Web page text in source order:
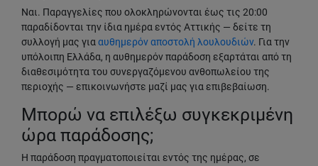
Ναι. Παραγγελίες που ολοκληρώνονται έως τις 20:00
παραδίδονται την ίδια ημέρα εντός Αττικής — δείτε τη
συλλογή μας γιααυθημερόν αποστολή λουλουδιών. Για την
υπόλοιπη Ελλάδα, η αυθημερόν παράδοση εξαρτάται από τη
διαθεσιμότητα του συνεργαζόμενου ανθοπωλείου της
περιοχής — επικοινωνήστε μαζί μας για επιβεβαίωση.
Μπορώ να επιλέξω συγκεκριμένη
ώρα παράδοσης;
Η παράδοση πραγματοποιείται εντός της ημέρας, σε